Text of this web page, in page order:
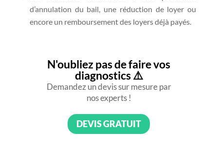
d’annulation du bail, une réduction de loyer ou
encore un remboursement des loyers déjà payés.
N'oubliez pas de faire vos
diagnostics ⚠️
Demandez un devis sur mesure par
nos experts !
DEVIS GRATUIT